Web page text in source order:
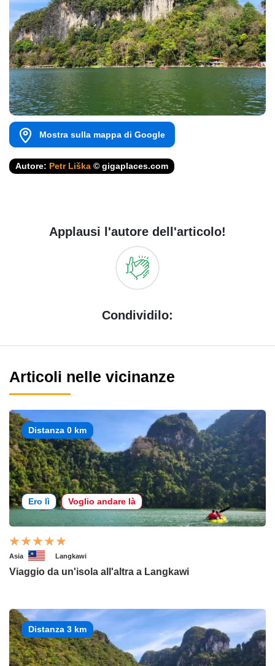
Mostra sulla mappa di Google
Autore: Petr Liška © gigaplaces.com
Applausi l'autore dell'articolo!
Condividilo:
Articoli nelle vicinanze
Distanza 0 km
Ero lì Voglio andare là
Asia Langkawi
Viaggio da un'isola all'altra a Langkawi
Distanza 3 km